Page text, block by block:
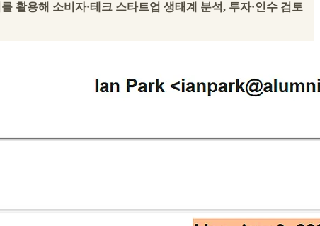
활용해 소비자·테크 스타트업 생태계 분석, 투자·인수 검토